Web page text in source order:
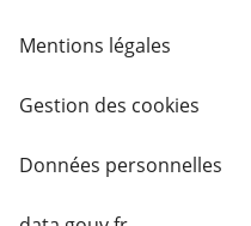
Mentions légales
Gestion des cookies
Données personnelles